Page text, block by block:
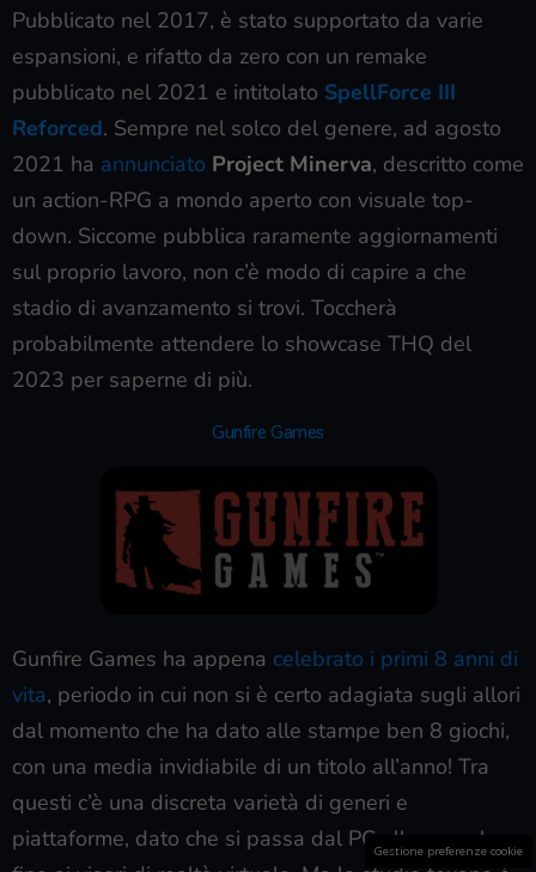
Pubblicato nel 2017, è stato supportato da varie
espansioni, e rifatto da zero con un remake
pubblicato nel 2021 e intitolato SpellForce III
Reforced. Sempre nel solco del genere, ad agosto
2021 ha annunciato Project Minerva, descritto come
un action-RPG a mondo aperto con visuale top-
down. Siccome pubblica raramente aggiornamenti
sul proprio lavoro, non c’è modo di capire a che
stadio di avanzamento si trovi. Toccherà
probabilmente attendere lo showcase THQ del
2023 per saperne di più.
Gunfire Games
Gunfire Games ha appena celebrato i primi 8 anni di
vita, periodo in cui non si è certo adagiata sugli allori
dal momento che ha dato alle stampe ben 8 giochi,
con una media invidiabile di un titolo all’anno! Tra
questi c’è una discreta varietà di generi e
piattaforme, dato che si passa dal PC alla console
Gestione preferenze cookie